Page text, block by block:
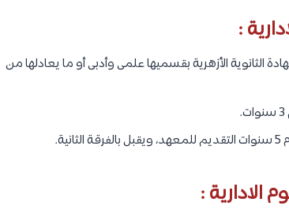
:
الأزهرية بقسميها علمى وأدبى أو ما يعادلها من
الادارية :